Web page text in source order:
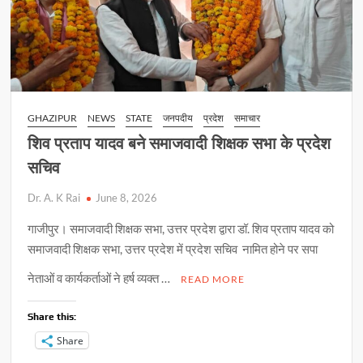
GHAZIPUR NEWS STATE जनपदीय प्रदेश समाचार
शिव प्रताप यादव बने समाजवादी शिक्षक सभा के प्रदेश
सचिव
Dr. A. K Rai June 8, 2026
गाजीपुर। समाजवादी शिक्षक सभा, उत्तर प्रदेश द्वारा डॉ. शिव प्रताप यादव को
समाजवादी शिक्षक सभा, उत्तर प्रदेश में प्रदेश सचिव नामित होने पर सपा
नेताओं व कार्यकर्ताओं ने हर्ष व्यक्त …
READ MORE
Share this:
Share